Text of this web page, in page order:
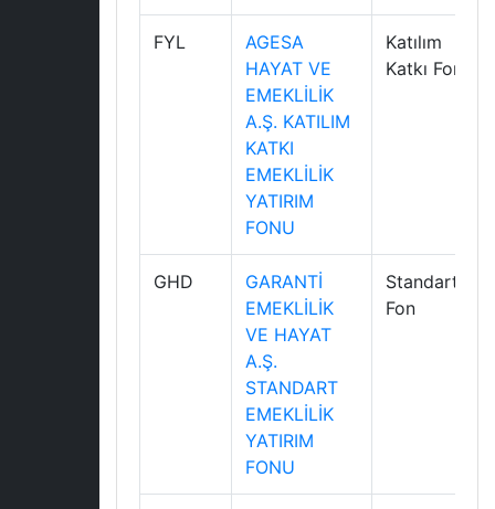
FYL
AGESA
HAYAT VE
EMEKLİLİK
A.Ş. KATILIM
KATKI
EMEKLİLİK
YATIRIM
FONU
Katılım
Katkı Fonu
GHD
GARANTİ
EMEKLİLİK
VE HAYAT
A.Ş.
STANDART
EMEKLİLİK
YATIRIM
FONU
Standart
Fon